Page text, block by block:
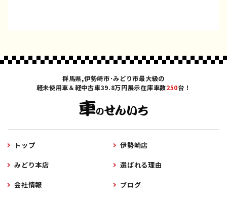
群馬県,伊勢崎市･みどり市最大級の
軽未使用車＆軽中古車39.8万円展示在庫車数250台！
トップ 伊勢崎店
みどり本店 選ばれる理由
会社情報 ブログ